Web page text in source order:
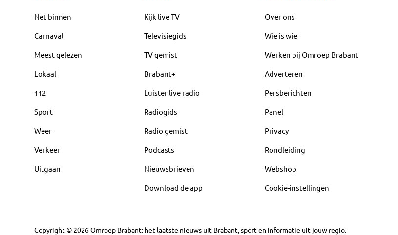
Net binnen
Carnaval
Meest gelezen
Lokaal
112
Sport
Weer
Verkeer
Uitgaan
Kijk live TV
Televisiegids
TV gemist
Brabant+
Luister live radio
Radiogids
Radio gemist
Podcasts
Nieuwsbrieven
Download de app
Over ons
Wie is wie
Werken bij Omroep Brabant
Adverteren
Persberichten
Panel
Privacy
Rondleiding
Webshop
Cookie-instellingen
Copyright © 2026Omroep Brabant: het laatste nieuws uit Brabant, sport en informatie uit jouw regio.